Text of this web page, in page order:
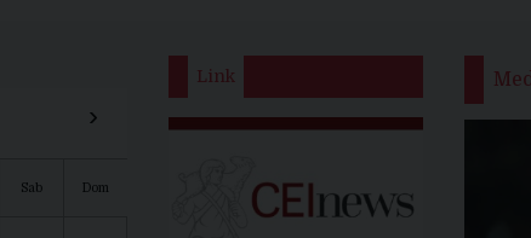
›
Sab Dom
Link